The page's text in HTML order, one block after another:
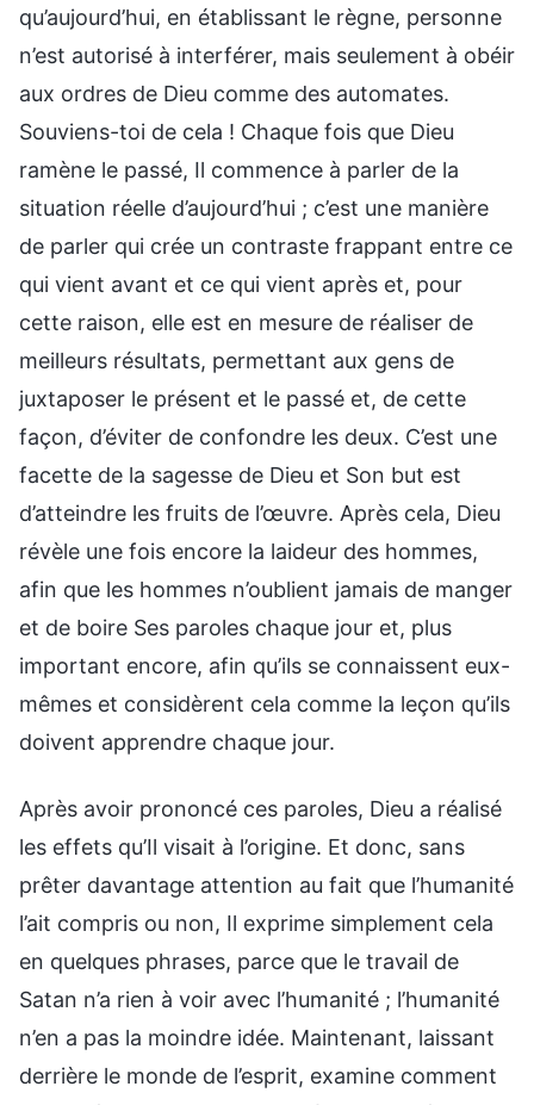
qu’aujourd’hui, en établissant le règne, personne
n’est autorisé à interférer, mais seulement à obéir
aux ordres de Dieu comme des automates.
Souviens-toi de cela ! Chaque fois que Dieu
ramène le passé, Il commence à parler de la
situation réelle d’aujourd’hui ; c’est une manière
de parler qui crée un contraste frappant entre ce
qui vient avant et ce qui vient après et, pour
cette raison, elle est en mesure de réaliser de
meilleurs résultats, permettant aux gens de
juxtaposer le présent et le passé et, de cette
façon, d’éviter de confondre les deux. C’est une
facette de la sagesse de Dieu et Son but est
d’atteindre les fruits de l’œuvre. Après cela, Dieu
révèle une fois encore la laideur des hommes,
afin que les hommes n’oublient jamais de manger
et de boire Ses paroles chaque jour et, plus
important encore, afin qu’ils se connaissent eux-
mêmes et considèrent cela comme la leçon qu’ils
doivent apprendre chaque jour.
Après avoir prononcé ces paroles, Dieu a réalisé
les effets qu’Il visait à l’origine. Et donc, sans
prêter davantage attention au fait que l’humanité
l’ait compris ou non, Il exprime simplement cela
en quelques phrases, parce que le travail de
Satan n’a rien à voir avec l’humanité ; l’humanité
n’en a pas la moindre idée. Maintenant, laissant
derrière le monde de l’esprit, examine comment